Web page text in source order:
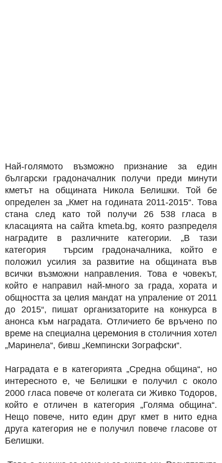
Най-голямото възможно признание за един
български градоначалник получи преди минути
кметът на общината Никола Белишки. Той бе
определен за „Кмет на годината 2011-2015“. Това
стана след като той получи 26 538 гласа в
класацията на сайта kmeta.bg, която разпределя
наградите в различните категории. „В тази
категория търсим градоначалника, който е
положил усилия за развитие на общината във
всички възможни направления. Това е човекът,
който е направил най-много за града, хората и
общността за целия мандат на упраление от 2011
до 2015“, пишат организаторите на конкурса в
анонса към наградата. Отличието бе връчено по
време на специална церемония в столичния хотел
„Маринела“, бивш „Кемпински Зографски“.
Наградата е в категорията „Средна община“, но
интересното е, че Белишки е получил с около
2000 гласа повече от колегата си Живко Тодоров,
който е отличен в категория „Голяма община“.
Нещо повече, нито един друг кмет в нито една
друга категория не е получил повече гласове от
Белишки.